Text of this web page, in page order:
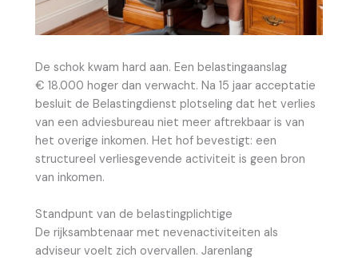
De schok kwam hard aan. Een belastingaanslag
€ 18.000 hoger dan verwacht. Na 15 jaar acceptatie
besluit de Belastingdienst plotseling dat het verlies
van een adviesbureau niet meer aftrekbaar is van
het overige inkomen. Het hof bevestigt: een
structureel verliesgevende activiteit is geen bron
van inkomen.
Standpunt van de belastingplichtige
De rijksambtenaar met nevenactiviteiten als
adviseur voelt zich overvallen. Jarenlang